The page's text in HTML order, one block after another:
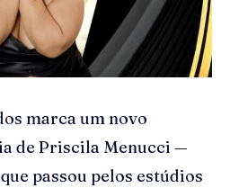
marca um novo
de Priscila Menucci —
passou pelos estúdios